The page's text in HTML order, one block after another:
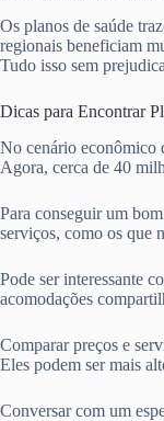
Os planos de saúde
regionais beneficiam
Tudo isso sem
Dicas para Encontrar
No cenário econômico
Agora, cerca de 40
Para conseguir um
serviços, como os que
Pode ser interessante
acomodações
Comparar preços e
Eles podem ser mais
Conversar com um